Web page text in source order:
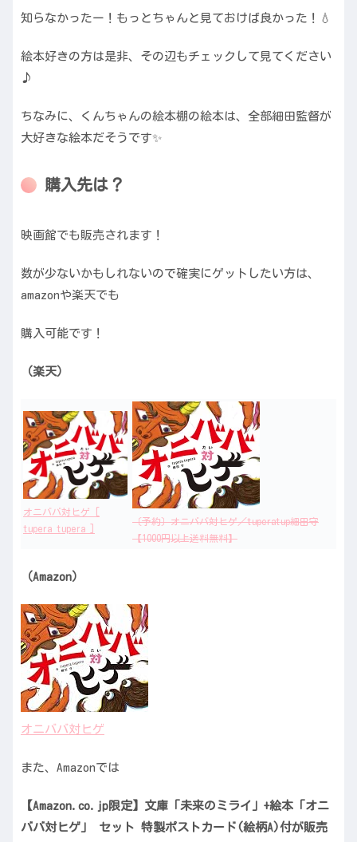
知らなかったー！もっとちゃんと見ておけば良かった！💧
絵本好きの方は是非、その辺もチェックして見てください
♪
ちなみに、くんちゃんの絵本棚の絵本は、全部細田監督が
大好きな絵本だそうです✨
購入先は？
映画館でも販売されます！
数が少ないかもしれないので確実にゲットしたい方は、
amazonや楽天でも
購入可能です！
（楽天）
オニババ対ヒゲ [
tupera tupera ]
〔予約〕オニババ対ヒゲ／tuperatup細田守
【1000円以上送料無料】
（Amazon）
オニババ対ヒゲ
また、Amazonでは
【Amazon.co.jp限定】文庫「未来のミライ」+絵本「オニ
ババ対ヒゲ」 セット 特製ポストカード(絵柄A)付が販売